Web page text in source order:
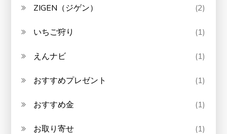
ZIGEN（ジゲン） (2)
いちご狩り (1)
えんナビ (1)
おすすめプレゼント (1)
おすすめ金 (1)
お取り寄せ (1)